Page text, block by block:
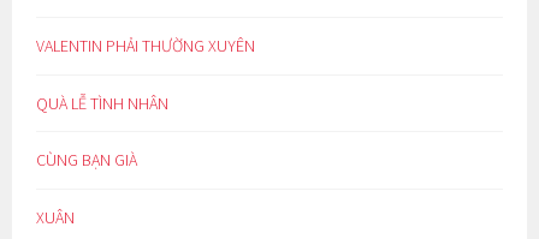
VALENTIN PHẢI THƯỜNG XUYÊN
QUÀ LỄ TÌNH NHÂN
CÙNG BẠN GIÀ
XUÂN